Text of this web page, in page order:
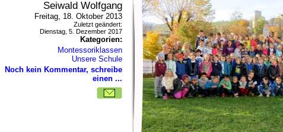
Seiwald Wolfgang
Freitag, 18. Oktober 2013
Zuletzt geändert:
Dienstag, 5. Dezember 2017
Kategorien:
Montessoriklassen
Unsere Schule
Noch kein Kommentar, schreibe
einen ...